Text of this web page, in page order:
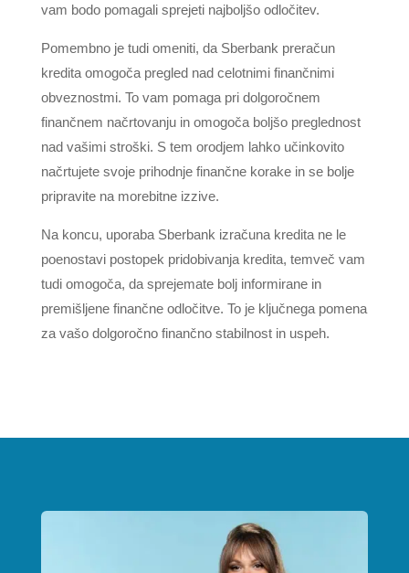
vam bodo pomagali sprejeti najboljšo odločitev.
Pomembno je tudi omeniti, da Sberbank preračun
kredita omogoča pregled nad celotnimi finančnimi
obveznostmi. To vam pomaga pri dolgoročnem
finančnem načrtovanju in omogoča boljšo preglednost
nad vašimi stroški. S tem orodjem lahko učinkovito
načrtujete svoje prihodnje finančne korake in se bolje
pripravite na morebitne izzive.
Na koncu, uporaba Sberbank izračuna kredita ne le
poenostavi postopek pridobivanja kredita, temveč vam
tudi omogoča, da sprejemate bolj informirane in
premišljene finančne odločitve. To je ključnega pomena
za vašo dolgoročno finančno stabilnost in uspeh.